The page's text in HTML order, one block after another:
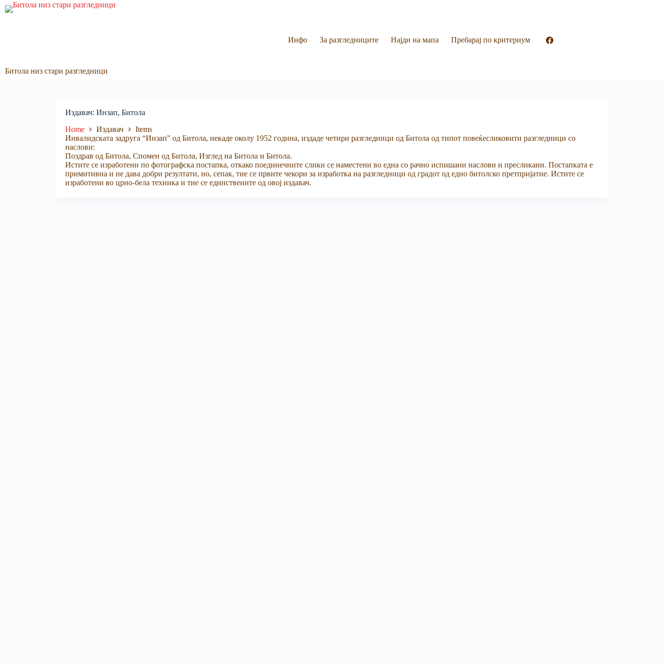
Skip
to
Битола низ стари разгледници
Инфо За разгледниците Најди на мапа Пребарај по критериум
Издавач Инзап, Битола
Home Издавач
Items
Инвалидската задруга “Инзап” од Битола, некаде околу 1952 година, издаде четири разгледници од Битола од типот повеќесликовити разгледници со
наслови:
Поздрав од Битола, Спомен од Битола, Изглед на Битола и Битола.
Истите се изработени по фотографска постапка, откако поединечните слики се наместени во една со рачно испишани наслови и пресликани. Постапката е
примитивна и не дава добри резултати, но, сепак, тие се првите чекори за изработка на разгледници од градот од едно битолско претпријатие. Истите се
изработени во црно-бела техника и тие се единствените од овој издавач.